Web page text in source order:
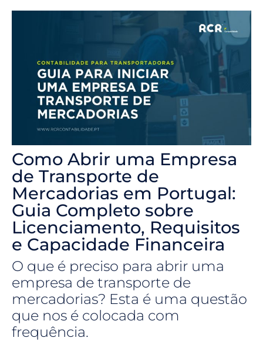
Como Abrir uma Empresa
de Transporte de
Mercadorias em Portugal:
Guia Completo sobre
Licenciamento, Requisitos
e Capacidade Financeira
O que é preciso para abrir uma
empresa de transporte de
mercadorias? Esta é uma questão
que nos é colocada com
frequência.